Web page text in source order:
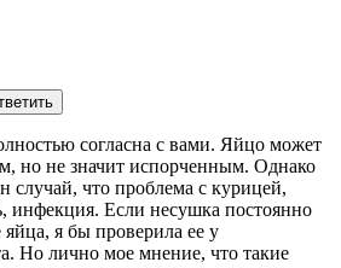
согласна с вами. Яйцо может
но не значит испорченным. Однако
случай, что проблема с курицей,
инфекция. Если несушка постоянно
яйца, я бы проверила ее у
Но лично мое мнение, что такие